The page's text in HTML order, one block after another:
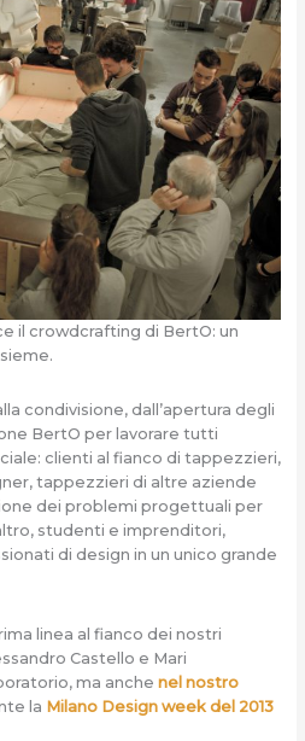
il crowdcrafting di BertO: un
condivisione, dall’apertura degli
BertO per lavorare tutti
clienti al fianco di tappezzieri,
tappezzieri di altre aziende
dei problemi progettuali per
studenti e imprenditori,
di design in un unico grande
linea al fianco dei nostri
Castello e Mari
ma anche nel nostro
la Milano Design week del 2013